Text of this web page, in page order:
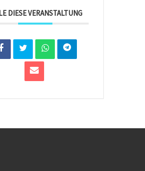
DIESE VERANSTALTUNG